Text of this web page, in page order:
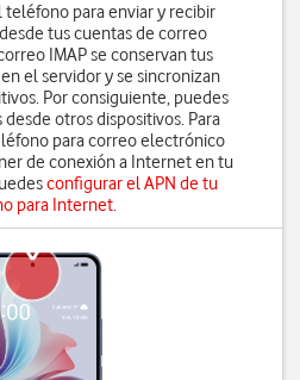
teléfono para enviar y recibir
tus cuentas de correo
IMAP se conservan tus
el servidor y se sincronizan
Por consiguiente, puedes
otros dispositivos. Para
para correo electrónico
de conexión a Internet en tu
configurar el APN de tu
para Internet.